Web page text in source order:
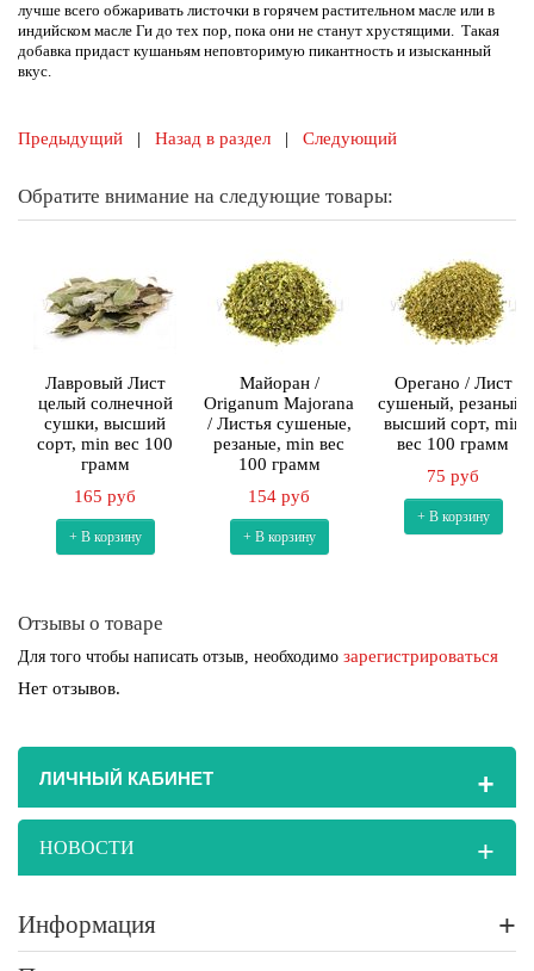
лучше всего обжаривать листочки в горячем растительном масле или в
индийском масле Ги до тех пор, пока они не станут хрустящими. Такая
добавка придаст кушаньям неповторимую пикантность и изысканный
вкус.
Предыдущий | Назад в раздел | Следующий
Обратите внимание на следующие товары:
Лавровый Лист
целый солнечной
сушки, высший
сорт, min вес 100
грамм
165 руб
+ В корзину
Майоран /
Origanum Majorana
/ Листья сушеные,
резаные, min вес
100 грамм
154 руб
+ В корзину
Орегано / Лист
сушеный, резаный,
высший сорт, min
вес 100 грамм
75 руб
+ В корзину
Отзывы о товаре
Для того чтобы написать отзыв, необходимо зарегистрироваться
Нет отзывов.
ЛИЧНЫЙ КАБИНЕТ +
НОВОСТИ +
Информация +